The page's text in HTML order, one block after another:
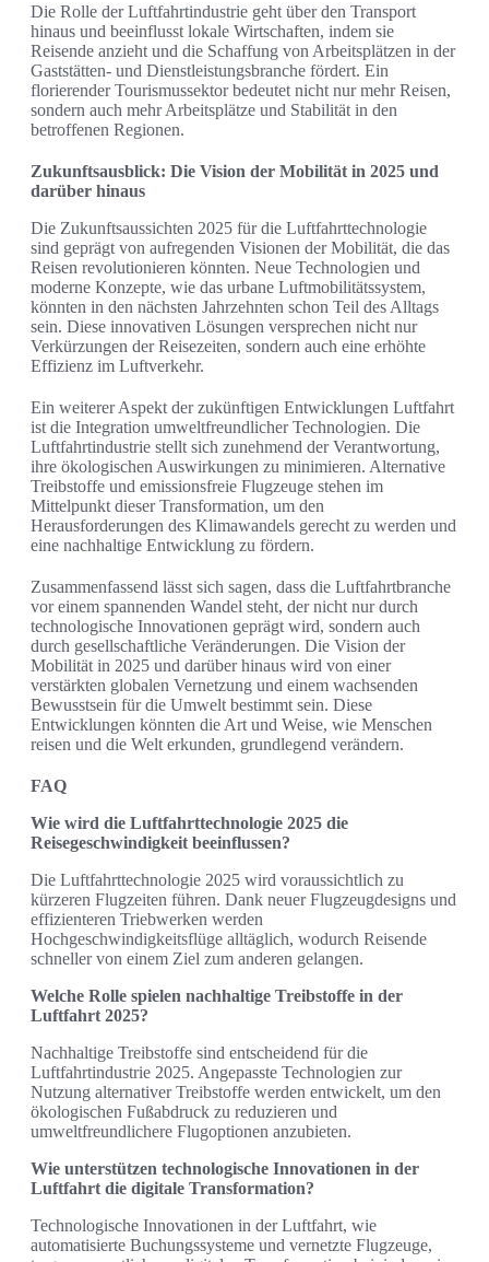
Die Rolle der Luftfahrtindustrie geht über den Transport
hinaus und beeinflusst lokale Wirtschaften, indem sie
Reisende anzieht und die Schaffung von Arbeitsplätzen in der
Gaststätten- und Dienstleistungsbranche fördert. Ein
florierender Tourismussektor bedeutet nicht nur mehr Reisen,
sondern auch mehr Arbeitsplätze und Stabilität in den
betroffenen Regionen.
Zukunftsausblick: Die Vision der Mobilität in 2025 und
darüber hinaus
Die Zukunftsaussichten 2025 für die Luftfahrttechnologie
sind geprägt von aufregenden Visionen der Mobilität, die das
Reisen revolutionieren könnten. Neue Technologien und
moderne Konzepte, wie das urbane Luftmobilitätssystem,
könnten in den nächsten Jahrzehnten schon Teil des Alltags
sein. Diese innovativen Lösungen versprechen nicht nur
Verkürzungen der Reisezeiten, sondern auch eine erhöhte
Effizienz im Luftverkehr.
Ein weiterer Aspekt der zukünftigen Entwicklungen Luftfahrt
ist die Integration umweltfreundlicher Technologien. Die
Luftfahrtindustrie stellt sich zunehmend der Verantwortung,
ihre ökologischen Auswirkungen zu minimieren. Alternative
Treibstoffe und emissionsfreie Flugzeuge stehen im
Mittelpunkt dieser Transformation, um den
Herausforderungen des Klimawandels gerecht zu werden und
eine nachhaltige Entwicklung zu fördern.
Zusammenfassend lässt sich sagen, dass die Luftfahrtbranche
vor einem spannenden Wandel steht, der nicht nur durch
technologische Innovationen geprägt wird, sondern auch
durch gesellschaftliche Veränderungen. Die Vision der
Mobilität in 2025 und darüber hinaus wird von einer
verstärkten globalen Vernetzung und einem wachsenden
Bewusstsein für die Umwelt bestimmt sein. Diese
Entwicklungen könnten die Art und Weise, wie Menschen
reisen und die Welt erkunden, grundlegend verändern.
FAQ
Wie wird die Luftfahrttechnologie 2025 die
Reisegeschwindigkeit beeinflussen?
Die Luftfahrttechnologie 2025 wird voraussichtlich zu
kürzeren Flugzeiten führen. Dank neuer Flugzeugdesigns und
effizienteren Triebwerken werden
Hochgeschwindigkeitsflüge alltäglich, wodurch Reisende
schneller von einem Ziel zum anderen gelangen.
Welche Rolle spielen nachhaltige Treibstoffe in der
Luftfahrt 2025?
Nachhaltige Treibstoffe sind entscheidend für die
Luftfahrtindustrie 2025. Angepasste Technologien zur
Nutzung alternativer Treibstoffe werden entwickelt, um den
ökologischen Fußabdruck zu reduzieren und
umweltfreundlichere Flugoptionen anzubieten.
Wie unterstützen technologische Innovationen in der
Luftfahrt die digitale Transformation?
Technologische Innovationen in der Luftfahrt, wie
automatisierte Buchungssysteme und vernetzte Flugzeuge,